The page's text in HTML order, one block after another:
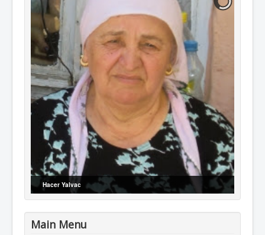
Hacer Yalvac
Main Menu